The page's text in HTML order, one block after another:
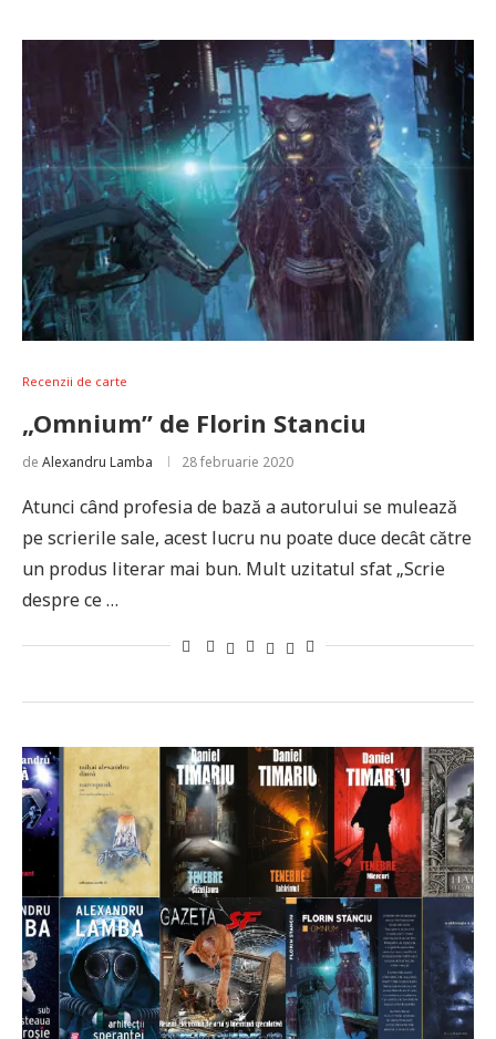
Recenzii de carte
„Omnium” de Florin Stanciu
de Alexandru Lamba 28 februarie 2020
Atunci când profesia de bază a autorului se mulează
pe scrierile sale, acest lucru nu poate duce decât către
un produs literar mai bun. Mult uzitatul sfat „Scrie
despre ce …